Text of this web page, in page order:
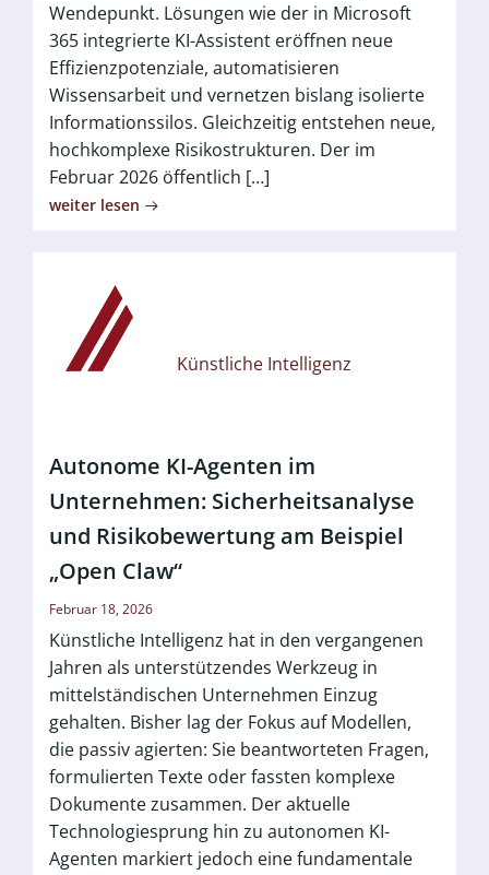
Wendepunkt. Lösungen wie der in Microsoft
365 integrierte KI-Assistent eröffnen neue
Effizienzpotenziale, automatisieren
Wissensarbeit und vernetzen bislang isolierte
Informationssilos. Gleichzeitig entstehen neue,
hochkomplexe Risikostrukturen. Der im
Februar 2026 öffentlich […]
weiter lesen
Künstliche Intelligenz
Autonome KI-Agenten im
Unternehmen: Sicherheitsanalyse
und Risikobewertung am Beispiel
„Open Claw“
Februar 18, 2026
Künstliche Intelligenz hat in den vergangenen
Jahren als unterstützendes Werkzeug in
mittelständischen Unternehmen Einzug
gehalten. Bisher lag der Fokus auf Modellen,
die passiv agierten: Sie beantworteten Fragen,
formulierten Texte oder fassten komplexe
Dokumente zusammen. Der aktuelle
Technologiesprung hin zu autonomen KI-
Agenten markiert jedoch eine fundamentale